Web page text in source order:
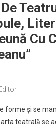
Cu
forme şi se
teatrală se